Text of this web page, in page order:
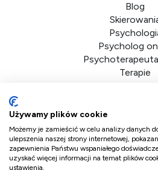
Blog
Psycholog
Terapie
DoktorPlus sp.
ul. Bolkowska
Używamy plików cookie
Możemy je zamieścić w celu analizy danych
ulepszenia naszej strony internetowej,
zapewnienia Państwu wspaniałego
uzyskać więcej informacji na temat plików
ustawienia.